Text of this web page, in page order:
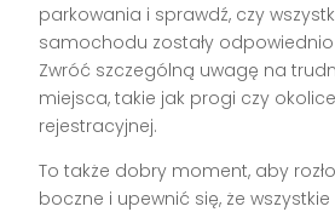
parkowania i sprawdź, czy
samochodu zostały
Zwróć szczególną uwagę na
miejsca, takie jak progi czy
rejestracyjnej.
To także dobry moment, aby
boczne i upewnić się, że